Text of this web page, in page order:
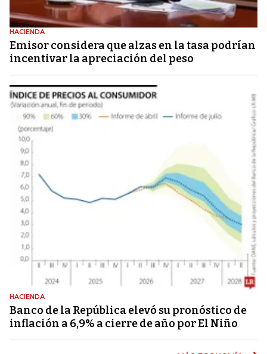
HACIENDA
Emisor considera que alzas en la tasa podrían
incentivar la apreciación del peso
HACIENDA
Banco de la República elevó su pronóstico de
inflación a 6,9% a cierre de año por El Niño